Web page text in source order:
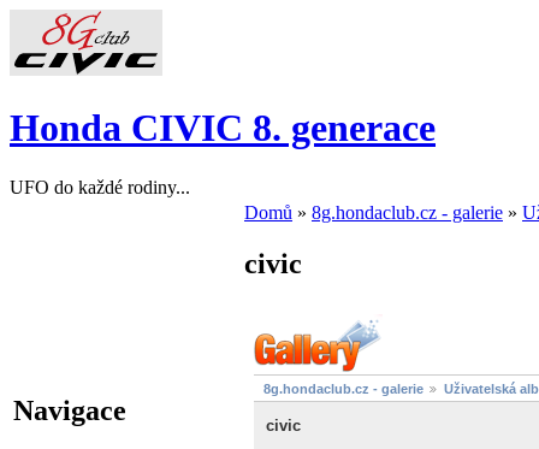
Honda CIVIC 8. generace
UFO do každé rodiny...
Navigace
Domů » 8g.hondaclub.cz - galerie »
civic
8g.hondaclub.cz - galerie Uživatelská
civic